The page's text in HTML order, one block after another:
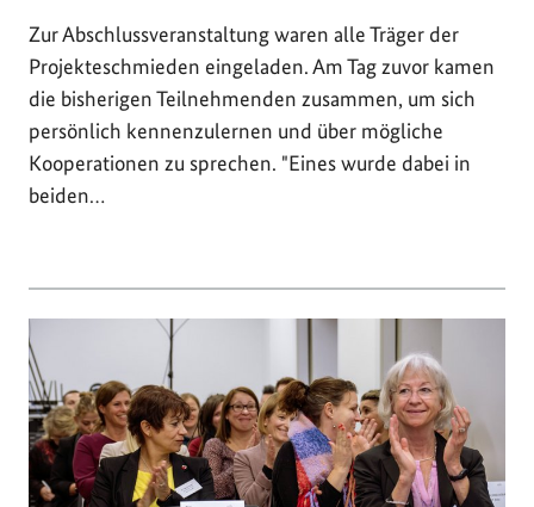
Zur Abschlussveranstaltung waren alle Träger der
Projekteschmieden eingeladen. Am Tag zuvor kamen
die bisherigen Teilnehmenden zusammen, um sich
persönlich kennenzulernen und über mögliche
Kooperationen zu sprechen. "Eines wurde dabei in
beiden…